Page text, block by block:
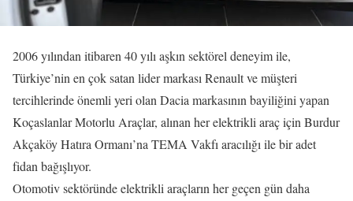
2006 yılından itibaren 40 yılı aşkın sektörel deneyim ile,
Türkiye’nin en çok satan lider markası Renault ve müşteri
tercihlerinde önemli yeri olan Dacia markasının bayiliğini yapan
Koçaslanlar Motorlu Araçlar, alınan her elektrikli araç için Burdur
Akçaköy Hatıra Ormanı’na TEMA Vakfı aracılığı ile bir adet
fidan bağışlıyor.
Otomotiv sektöründe elektrikli araçların her geçen gün daha